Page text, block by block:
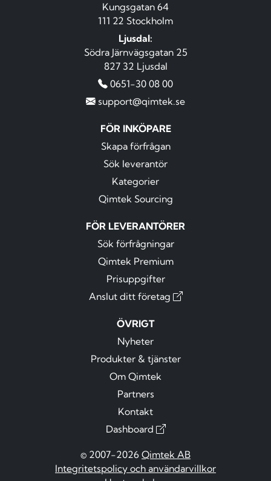
Kungsgatan 64
111 22 Stockholm
Ljusdal:
Södra Järnvägsgatan 25
827 32 Ljusdal
0651-30 08 00
support@qimtek.se
FÖR INKÖPARE
Skapa förfrågan
Sök leverantör
Kategorier
Qimtek Sourcing
FÖR LEVERANTÖRER
Sök förfrågningar
Qimtek Premium
Prisuppgifter
Anslut ditt företag
ÖVRIGT
Nyheter
Produkter & tjänster
Om Qimtek
Partners
Kontakt
Dashboard
© 2007-2026 Qimtek AB
Integritetspolicy och användarvillkor